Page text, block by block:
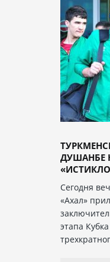
ДУШАНБЕ
Сегодня
«Ахал»
этапа